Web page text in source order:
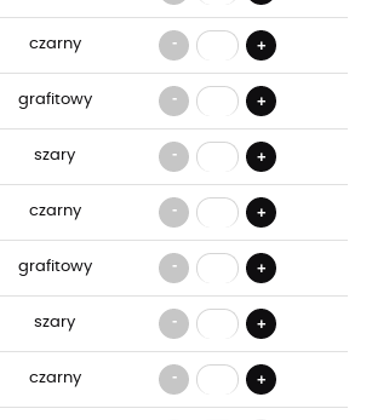
czarny - +
grafitowy - +
szary - +
czarny - +
grafitowy - +
szary - +
czarny - +